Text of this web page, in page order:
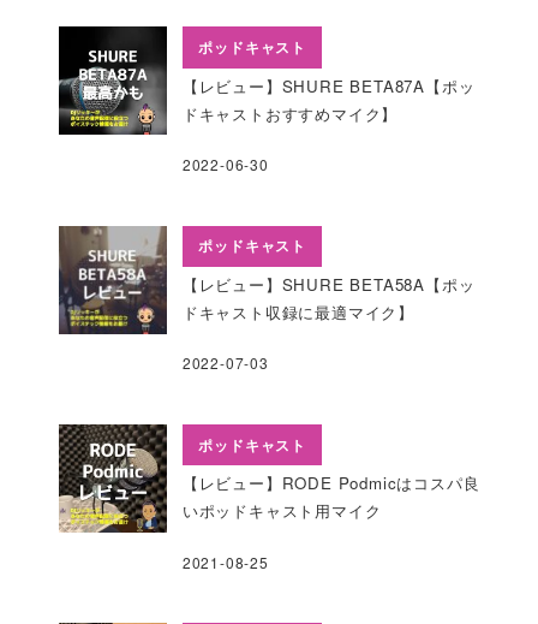
ポッドキャスト
【レビュー】SHURE BETA87A【ポッ
ドキャストおすすめマイク】
2022-06-30
ポッドキャスト
【レビュー】SHURE BETA58A【ポッ
ドキャスト収録に最適マイク】
2022-07-03
ポッドキャスト
【レビュー】RODE Podmicはコスパ良
いポッドキャスト用マイク
2021-08-25